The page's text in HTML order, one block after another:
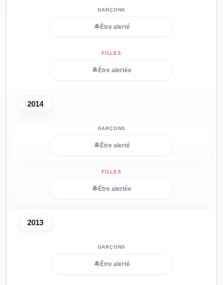
🔔 Être alerté
🔔 Être alertée
2014
🔔 Être alerté
🔔 Être alertée
2013
🔔 Être alerté